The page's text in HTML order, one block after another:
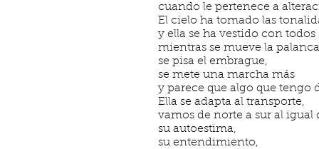
cuando le pertenece a
El cielo ha tomado las
y ella se ha vestido con todos
mientras se mueve la
se pisa el embrague,
se mete una marcha más
y parece que algo que tengo
Ella se adapta al transporte,
vamos de norte a sur al igual
su autoestima,
su entendimiento,